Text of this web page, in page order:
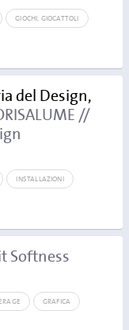
GIOCHI, GIOCATTOLI
del Design,
//
INSTALLAZIONI
Softness
GRAFICA